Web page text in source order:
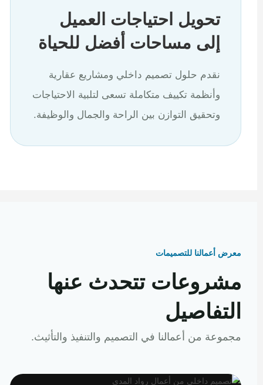
تحويل احتياجات العميل
إلى مساحات أفضل للحياة
نقدم حلول تصميم داخلي ومشاريع عقارية
وأنظمة تكييف متكاملة تسعى لتلبية الاحتياجات
وتحقيق التوازن بين الراحة والجمال والوظيفة.
معرض أعمالنا للتصميمات
مشروعات تتحدث عنها
التفاصيل
مجموعة من أعمالنا في التصميم والتنفيذ والتأثيث.